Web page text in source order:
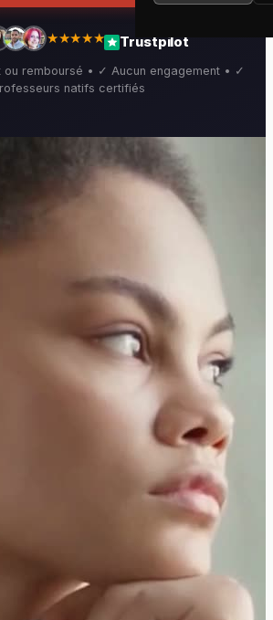
★★★★★ Trustpilot
remboursé • ✓ Aucun engagement • ✓
natifs certifiés